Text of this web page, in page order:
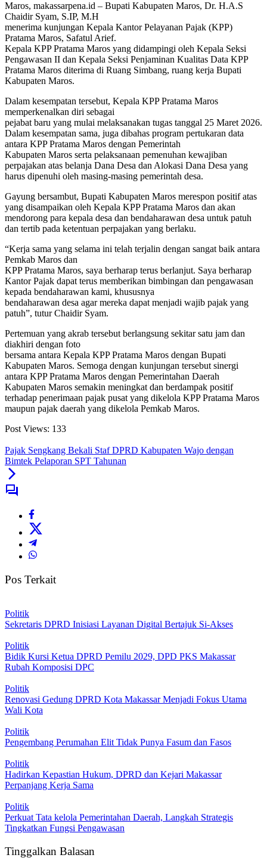
Maros, makassarpena.id – Bupati Kabupaten Maros, Dr. H.A.S
Chaidir Syam, S.IP, M.H
menerima kunjungan Kepala Kantor Pelayanan Pajak (KPP)
Pratama Maros, Safatul Arief.
Kepala KPP Pratama Maros yang didampingi oleh Kepala Seksi
Pengawasan II dan Kepala Seksi Penjaminan Kualitas Data KPP
Pratama Maros diterima di Ruang Simbang, ruang kerja Bupati
Kabupaten Maros.
Dalam kesempatan tersebut, Kepala KPP Pratama Maros
memperkenalkan diri sebagai
pejabat baru yang mulai melaksanakan tugas tanggal 25 Maret 2026.
Dalam kesempatan sama, juga dibahas program pertukaran data
antara KPP Pratama Maros dengan Pemerintah
Kabupaten Maros serta pelaksanaan pemenuhan kewajiban
perpajakan atas belanja Dana Desa dan Alokasi Dana Desa yang
harus dipenuhi oleh masing-masing pemerintah desa.
Gayung bersambut, Bupati Kabupaten Maros merespon positif atas
yang disampaikan oleh Kepala KPP Pratama Maros dan akan
mendorong para kepala desa dan bendaharawan desa untuk patuh
dan tertib pada ketentuan perpajakan yang berlaku.
“Kerja sama yang selama ini telah terjalin dengan sangat baik antara
Pemkab Maros dan
KPP Pratama Maros, saya berharap terus berlanjut. Saya berharap
Kantor Pajak dapat terus memberikan bimbingan dan pengawasan
kepada bendaharawan kami, khususnya
bendaharawan desa agar mereka dapat menjadi wajib pajak yang
patuh”, tutur Chaidir Syam.
Pertemuan yang akrab tersebut berlangsung sekitar satu jam dan
diakhiri dengan foto
bersama antara Kepala KPP Pratama Maros dengan Bupati
Kabupaten Maros. Semoga dengan kunjungan tersebut sinergi
antara KPP Pratama Maros dengan Pemerintahan Daerah
Kabupaten Maros semakin meningkat dan berdampak positif
terhadap penerimaan pajak pusat yang dikelola KPP Pratama Maros
maupun pajak daerah yang dikelola Pemkab Maros.
Post Views: 133
Pajak Sengkang Bekali Staf DPRD Kabupaten Wajo dengan
Bimtek Pelaporan SPT Tahunan
Pos Terkait
Politik
Sekretaris DPRD Inisiasi Layanan Digital Bertajuk Si-Akses
Politik
Bidik Kursi Ketua DPRD Pemilu 2029, DPD PKS Makassar
Rubah Komposisi DPC
Politik
Renovasi Gedung DPRD Kota Makassar Menjadi Fokus Utama
Wali Kota
Politik
Pengembang Perumahan Elit Tidak Punya Fasum dan Fasos
Politik
Hadirkan Kepastian Hukum, DPRD dan Kejari Makassar
Perpanjang Kerja Sama
Politik
Perkuat Tata kelola Pemerintahan Daerah, Langkah Strategis
Tingkatkan Fungsi Pengawasan
Tinggalkan Balasan